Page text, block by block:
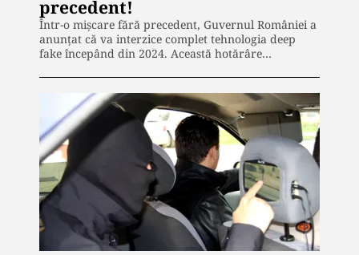
precedent!
Într-o mișcare fără precedent, Guvernul României a
anunțat că va interzice complet tehnologia deep
fake începând din 2024. Această hotărâre…